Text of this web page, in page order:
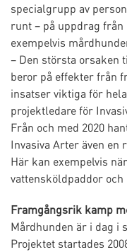
specialgrupp av
runt – på uppdrag
exempelvis
– Den största orsaken
beror på effekter från
insatser viktiga för
projektledare för
Från och med 2020
Invasiva Arter även
Här kan exempelvis
vattensköldpaddor och
Framgångsrik kamp
Mårdhunden är i dag i
Projektet startades